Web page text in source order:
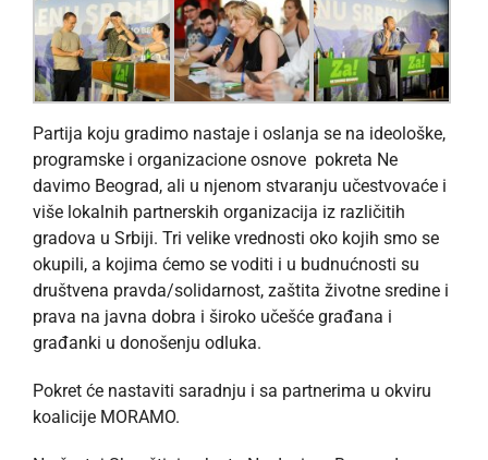
Partija koju gradimo nastaje i oslanja se na ideološke,
programske i organizacione osnove pokreta Ne
davimo Beograd, ali u njenom stvaranju učestvovaće i
više lokalnih partnerskih organizacija iz različitih
gradova u Srbiji. Tri velike vrednosti oko kojih smo se
okupili, a kojima ćemo se voditi i u budnućnosti su
društvena pravda/solidarnost, zaštita životne sredine i
prava na javna dobra i široko učešće građana i
građanki u donošenju odluka.
Pokret će nastaviti saradnju i sa partnerima u okviru
koalicije MORAMO.